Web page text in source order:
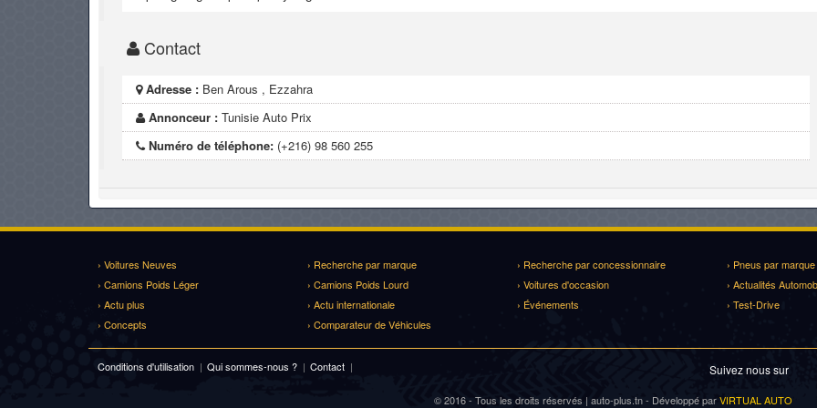
Contact
Adresse : Ben Arous , Ezzahra
Annonceur : Tunisie Auto Prix
Numéro de téléphone: (+216) 98 560 255
› Voitures Neuves › Recherche par marque › Recherche par concessionnaire
› Pneus par marque
› Camions Poids Léger
› Camions Poids Lourd › Voitures d'occasion
› Actualités
› Actu plus
› Actu internationale › Événements
› Test-Drive
› Concepts
› Comparateur de Véhicules
Conditions d'utilisation | Qui sommes-nous ? | Contact | Suivez nous sur
© 2016 - Tous les droits réservés | auto-plus.tn - Développé parVIRTUAL AUTO